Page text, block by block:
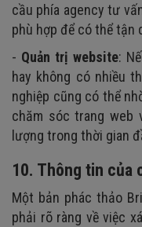
cầu phía agency tư
phù hợp để có thể tận
- Quản trị website:
hay không có nhiều
nghiệp cũng có thể
chăm sóc trang web
lượng trong thời gian
10. Thông tin của
Một bản phác thảo
phải rõ ràng về việc